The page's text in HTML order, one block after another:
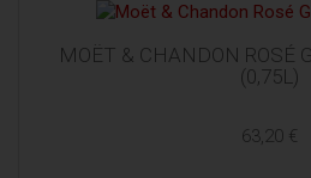
MOËT & CHANDON ROSÉ
(0,75L)
63,20 €